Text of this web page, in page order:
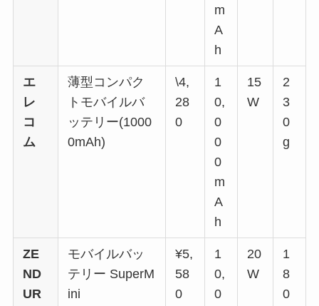
m
A
h
エ
レ
コ
ム
薄型コンパク
トモバイルバ
ッテリー(1000
0mAh)
\4,
28
0
1
0,
0
0
0
m
A
h
15
W
2
3
0
g
ZE
ND
UR
モバイルバッ
テリー SuperM
ini
¥5,
58
0
1
0,
0
20
W
1
8
0